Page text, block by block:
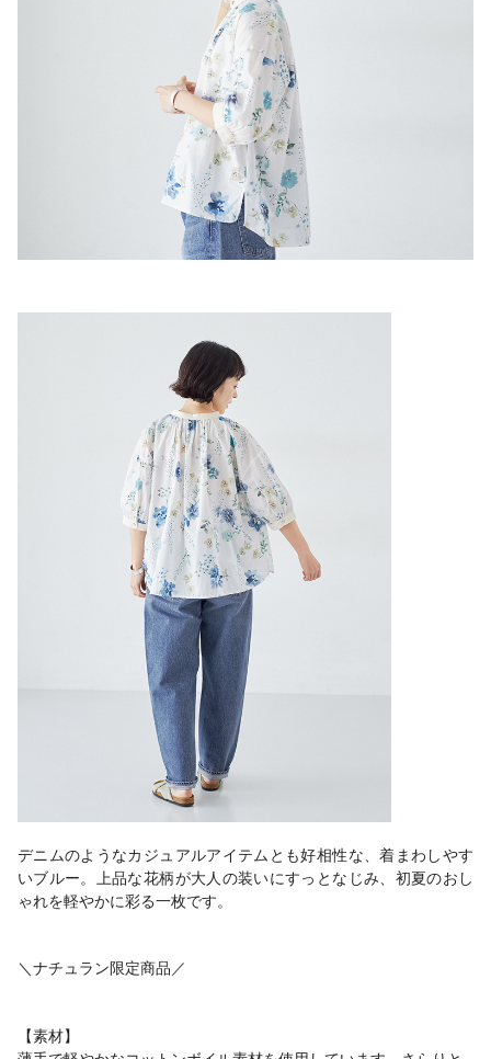
デニムのようなカジュアルアイテムとも好相性な、着まわしやす
いブルー。上品な花柄が大人の装いにすっとなじみ、初夏のおし
ゃれを軽やかに彩る一枚です。
＼ナチュラン限定商品／
【素材】